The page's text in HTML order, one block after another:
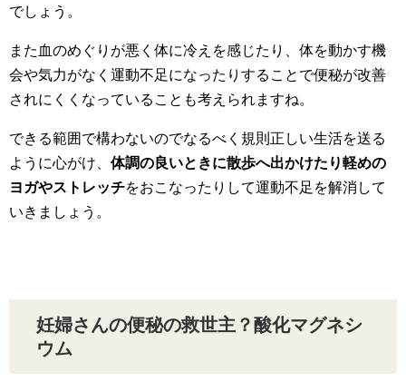
でしょう。
また血のめぐりが悪く体に冷えを感じたり、体を動かす機
会や気力がなく運動不足になったりすることで便秘が改善
されにくくなっていることも考えられますね。
できる範囲で構わないのでなるべく規則正しい生活を送る
ように心がけ、 体調の良いときに散歩へ出かけたり軽めの
ヨガやストレッチをおこなったりして運動不足を解消して
いきましょう。
妊婦さんの便秘の救世主？酸化マグネシ
ウム